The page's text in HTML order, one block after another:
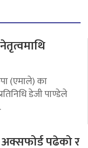
(एमाले) का
डेजी पाण्डेले
अक्सफोर्ड पढेको र